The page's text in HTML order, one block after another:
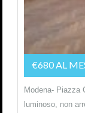
€680 AL
Modena- Piazza
luminoso, non